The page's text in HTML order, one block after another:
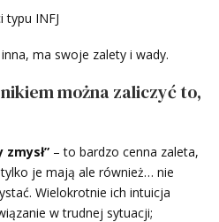
ma swoje zalety i wady.
można zaliczyć to,
– to bardzo cenna zaleta,
je mają ale również… nie
Wielokrotnie ich intuicja
w trudnej sytuacji;